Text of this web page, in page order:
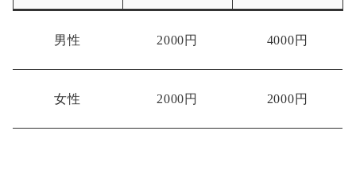
男性 2000円 4000円
女性 2000円 2000円